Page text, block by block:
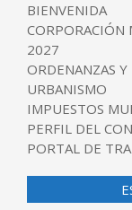
BIENVENIDA
CORPORACIÓN
2027
ORDENANZAS
URBANISMO
IMPUESTOS
PERFIL DEL
PORTAL DE